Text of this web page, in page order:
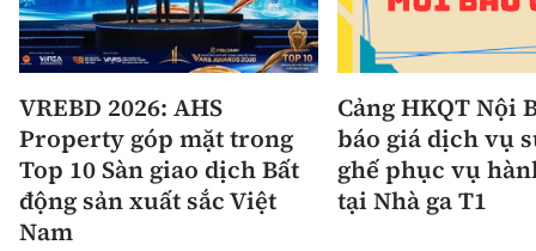
VREBD 2026: AHS
Property góp mặt trong
Top 10 Sàn giao dịch Bất
động sản xuất sắc Việt
Nam
Cảng HKQT Nội
báo giá dịch vụ
ghế phục vụ
tại Nhà ga T1